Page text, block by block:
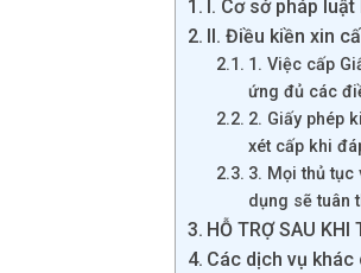
I. Cơ sở pháp
II. Điều kiền xin
1. Việc cấp
ứng đủ các
2. Giấy phép
xét cấp khi
3. Mọi thủ tục
dụng sẽ tuân
HỖ TRỢ SAU
Các dịch vụ khác